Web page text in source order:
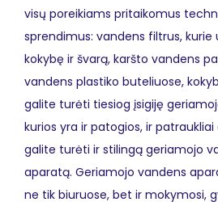
visų poreikiams pritaikomus
sprendimus: vandens filtrus, kurie
kokybę ir švarą, karšto vandens
vandens plastiko buteliuose,
galite turėti tiesiog įsigiję
kurios yra ir patogios, ir
galite turėti ir stilingą geriamojo
aparatą. Geriamojo vandens
ne tik biuruose, bet ir mokymosi,